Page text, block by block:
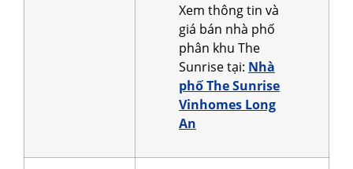
Xem thông tin và
giá bán nhà phố
phân khu The
Sunrise tại: Nhà
phố The Sunrise
Vinhomes Long
An